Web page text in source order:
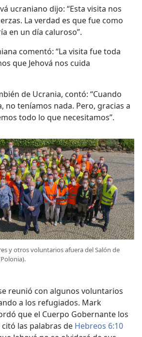
ucraniano dijo: “Esta visita nos
La verdad es que fue como
en un día caluroso”.
comentó: “La visita fue toda
que Jehová nos cuida
de Ucrania, contó: “Cuando
no teníamos nada. Pero, gracias a
todo lo que necesitamos”.
y otros voluntarios afuera del Salón de
reunió con algunos voluntarios
a los refugiados. Mark
que el Cuerpo Gobernante los
las palabras de Hebreos 6:10